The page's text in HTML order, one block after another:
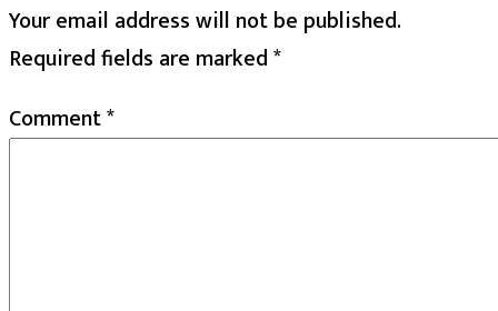
Your email address will not be published.
Required fields are marked*
Comment*